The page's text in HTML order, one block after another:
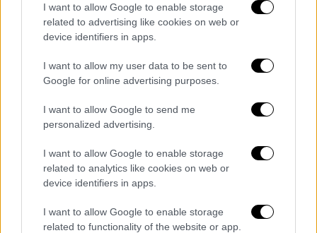
I want to allow Google to enable storage
related to advertising like cookies on web or
device identifiers in apps.
I want to allow my user data to be sent to
Google for online advertising purposes.
I want to allow Google to send me
personalized advertising.
I want to allow Google to enable storage
related to analytics like cookies on web or
device identifiers in apps.
I want to allow Google to enable storage
related to functionality of the website or app.
Εικόνες που μεταδόθηκαν από τα
τηλεοπτικά δίκτυα της επαρχίας αυτής του
Καναδά δείχνουν τους δρόμους του Χάλιφαξ
ερημωμένους. «Η ασφάλεια των Καναδών
είμαστε έτοιμοι να βοηθήσουμε τις
περιοχές από τις οποίες θα περάσει ο
κυκλώνας», έγραψε σε μήνυμά του στο
Twitter ο Καναδός πρωθυπουργός, Τζάστιν
Τριντό. Περίπου 700 στρατιώτες έχουν
αναπτυχθεί στις επαρχίες του ανατολικού
Καναδά για να βοηθήσουν στην